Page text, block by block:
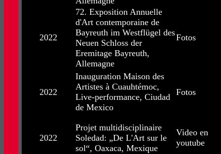
2022
72. Exposition Annuelle
d'Art contemporaine de
Bayreuth im Westflügel des
Neuen Schloss der
Eremitage Bayreuth,
Allemagne
Fotos
2022
Inauguration Maison des
Artistes à Cuauhtémoc,
Live-performance, Ciudad
de Mexico
Fotos
2022
Projet multidisciplinaire
Soledad: „De L'Art sur le
sol“, Oaxaca, Mexique
Video en
youtube